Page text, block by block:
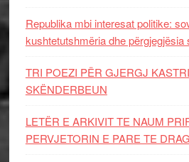
Republika mbi interesat politike:
kushtetutshmëria dhe përgjegjësia
TRI POEZI PËR GJERGJ
SKËNDERBEUN
LETËR E ARKIVIT TE NAUM
PERVJETORIN E PARE TE